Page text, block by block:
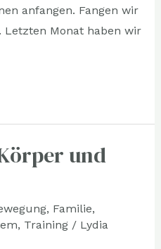
anfangen. Fangen wir
Letzten Monat haben wir
und
, Familie,
, Training/ Lydia